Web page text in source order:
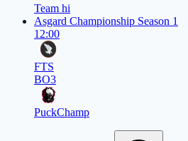
Team hi
Asgard Championship Season 1
12:00
FTS
BO3
PuckChamp